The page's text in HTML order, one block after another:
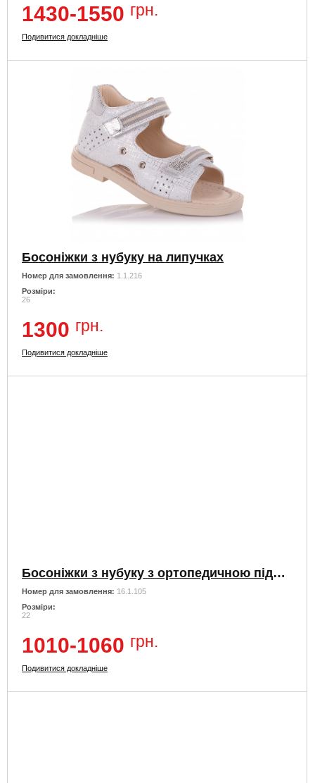
1430-1550 грн.
Подивитися докладніше
Босоніжки з нубуку на липучках
Номер для замовлення: 1.1.216
Розміри:
26
1300 грн.
Подивитися докладніше
Босоніжки з нубуку з ортопедичною підошвою
Номер для замовлення: 16.1.105
Розміри:
22
1010-1060 грн.
Подивитися докладніше